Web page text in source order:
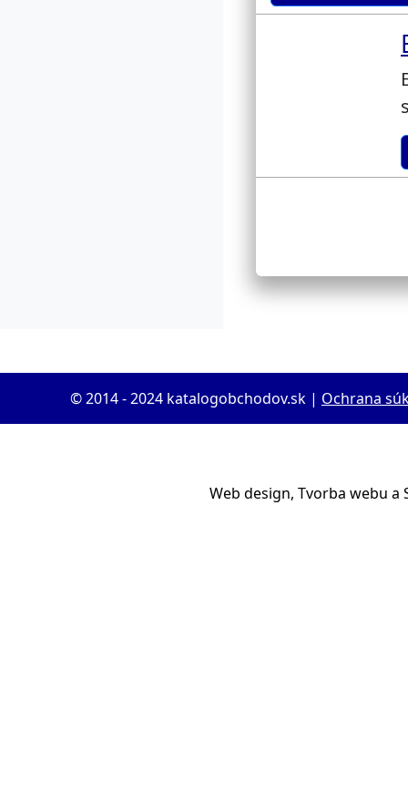
© 2014 - 2024 katalogobchodov.sk | Ochrana
Web design, Tvorba webu a